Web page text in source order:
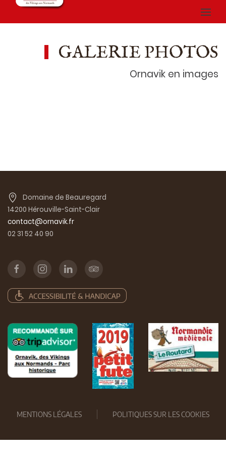
GALERIE PHOTOS
Ornavik en images
Domaine de Beauregard
14200 Hérouville-Saint-Clair
contact@ornavik.fr
02 31 52 40 90
MENTIONS LÉGALES POLITIQUES SUR LES COOKIES